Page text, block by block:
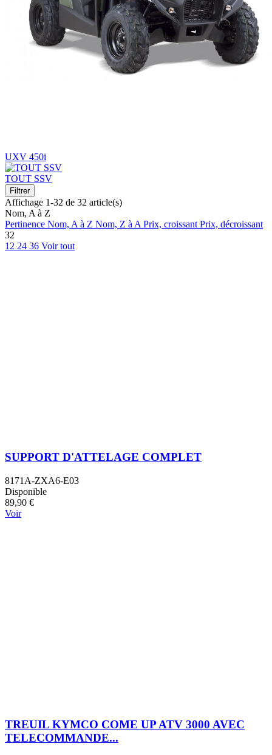
UXV 450i
TOUT SSV
Filtrer
Affichage 1-32 de 32 article(s)
Nom, A à Z
Pertinence Nom, A à Z Nom, Z à APrix, croissantPrix, décroissant
32
12 24 36 Voir tout
SUPPORT D'ATTELAGE COMPLET
8171A-ZXA6-E03
Disponible
89,90 €
Voir
TREUIL KYMCO COME UP ATV 3000 AVEC
TELECOMMANDE...